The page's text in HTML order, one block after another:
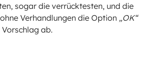
sogar die verrücktesten, und die
Verhandlungen die Option „OK“
ab.